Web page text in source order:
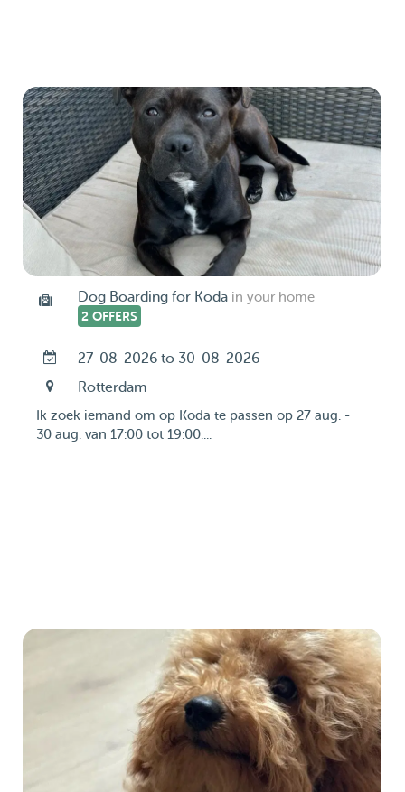
Dog Boarding for Koda in your home
2 OFFERS
27-08-2026 to 30-08-2026
Rotterdam
Ik zoek iemand om op Koda te passen op 27 aug. -
30 aug. van 17:00 tot 19:00....